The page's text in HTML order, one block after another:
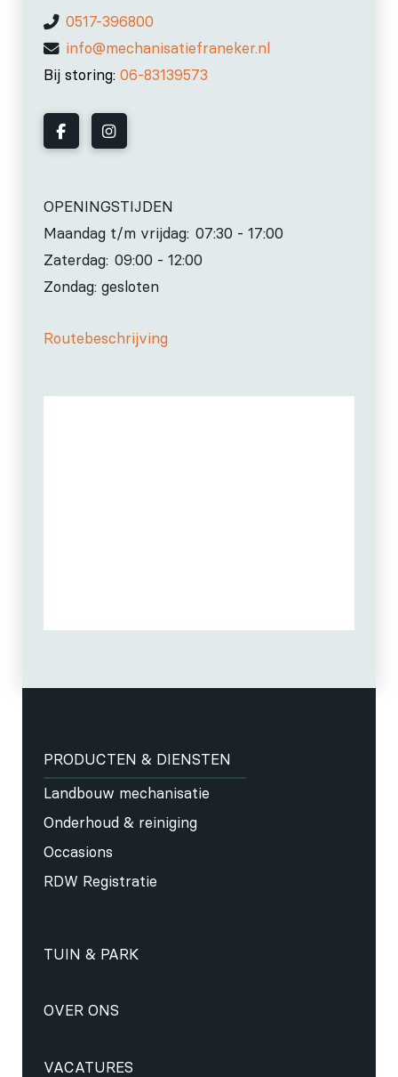
0517-396800
info@mechanisatiefraneker.nl
Bij storing: 06-83139573
OPENINGSTIJDEN
Maandag t/m vrijdag: 07:30 - 17:00
Zaterdag: 09:00 - 12:00
Zondag: gesloten
Routebeschrijving
PRODUCTEN & DIENSTEN
Landbouw mechanisatie
Onderhoud & reiniging
Occasions
RDW Registratie
TUIN & PARK
OVER ONS
VACATURES